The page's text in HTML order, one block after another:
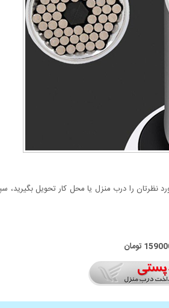
را درب منزل یا محل کار تحویل بگیرید،
159 تومان